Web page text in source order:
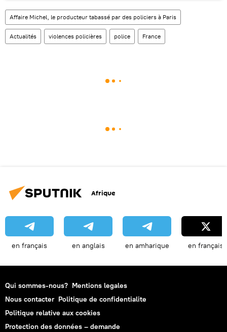
Affaire Michel, le producteur tabassé par des policiers à Paris
Actualités violences policières police France
Afrique
en français en anglais en amharique en français
Qui sommes-nous? Mentions legales
Nous contacter Politique de confidentialite
Politique relative aux cookies
Protection des données – demande